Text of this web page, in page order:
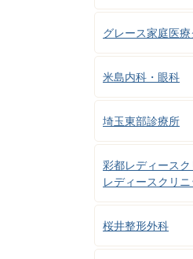
グレース家庭医
米島内科・眼科
埼玉東部診療所
彩都レディース
レディースクリニ
桜井整形外科